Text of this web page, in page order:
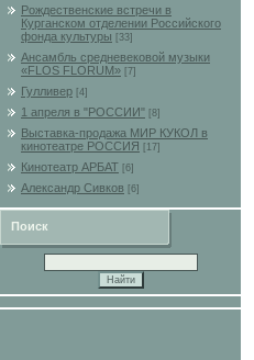
Рождественские встречи в
Курганском отделении Российского
фонда культуры
[33]
Ансамбль средневековой музыки
«FLOS FLORUM» [7]
Гулливер [4]
1 апреля в "РОССИИ" [8]
Выставка-продажа МИР КУКОЛ в
кинотеатре РОССИЯ
[17]
Кинотеатр АРБАТ [6]
Александр Сивков [6]
Поиск